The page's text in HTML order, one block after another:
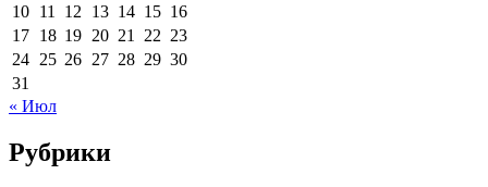
10 11 12 13 14 15 16
17 18 19 20 21 22 23
24 25 26 27 28 29 30
31
« Июл
Рубрики